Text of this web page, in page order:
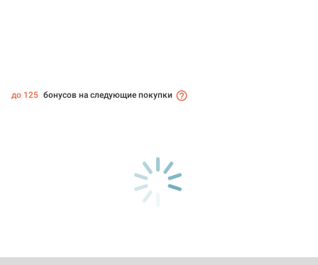
до 125 бонусов на следующие покупки